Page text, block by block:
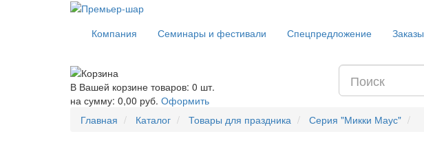
Компания Семинары и фестивали Спецпредложение Заказы
В Вашей корзине товаров: 0 шт.
на сумму: 0,00 руб. Оформить
Главная Каталог Товары для праздника Серия "Микки Маус"